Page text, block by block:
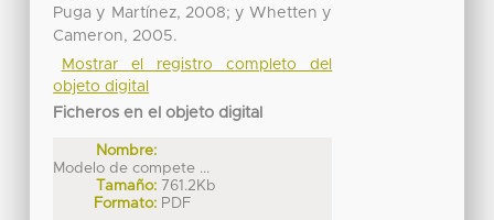
Puga y Martínez, 2008; y Whetten y
Cameron, 2005.
Mostrar el registro completo del
objeto digital
Ficheros en el objeto digital
Nombre:
Modelo de compete ...
Tamaño: 761.2Kb
Formato: PDF